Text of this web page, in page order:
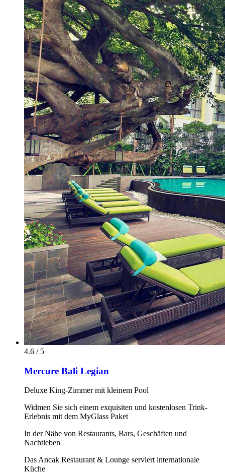
4.6 / 5
Mercure Bali Legian
Deluxe King-Zimmer mit kleinem Pool
Widmen Sie sich einem exquisiten und kostenlosen Trink-
Erlebnis mit dem MyGlass Paket
In der Nähe von Restaurants, Bars, Geschäften und
Nachtleben
Das Ancak Restaurant & Lounge serviert internationale
Küche